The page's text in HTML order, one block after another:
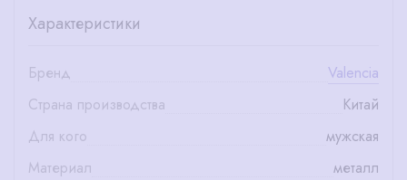
Характеристики
Бренд
Valencia
Страна производства
Китай
Для кого
мужская
Материал
металл